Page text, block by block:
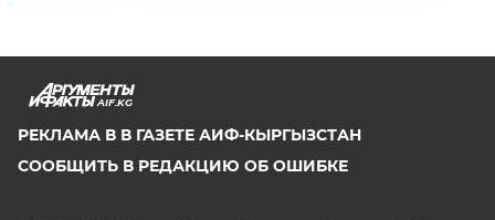
AIF.KG
РЕКЛАМА В В ГАЗЕТЕ АИФ-КЫРГЫЗСТАН
СООБЩИТЬ В РЕДАКЦИЮ ОБ ОШИБКЕ